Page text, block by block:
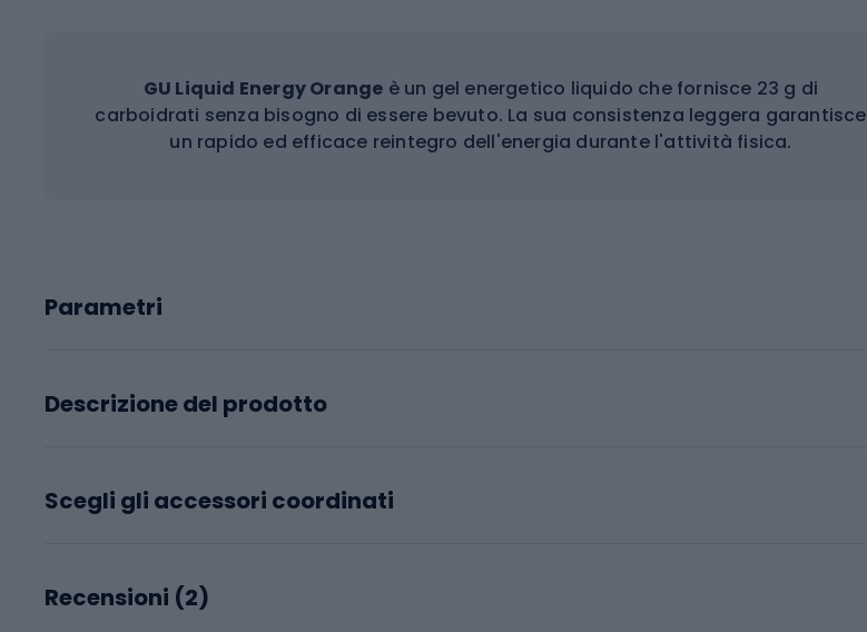
GU Liquid Energy Orange è un gel energetico liquido che fornisce 23 g di
carboidrati senza bisogno di essere bevuto. La sua consistenza leggera garantisce
un rapido ed efficace reintegro dell'energia durante l'attività fisica.
Parametri
Descrizione del prodotto
Scegli gli accessori coordinati
Recensioni (2)